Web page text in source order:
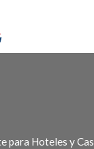
para Hoteles y